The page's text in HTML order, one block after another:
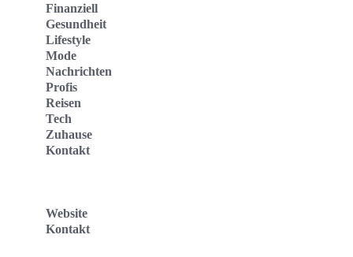
Finanziell
Gesundheit
Lifestyle
Mode
Nachrichten
Profis
Reisen
Tech
Zuhause
Kontakt
Website
Kontakt